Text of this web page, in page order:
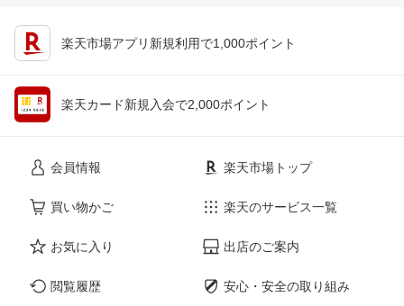
楽天市場アプリ新規利用で1,000ポイント
楽天カード新規入会で2,000ポイント
会員情報
買い物かご
お気に入り
閲覧履歴
楽天市場トップ
楽天のサービス一覧
出店のご案内
安心・安全の取り組み